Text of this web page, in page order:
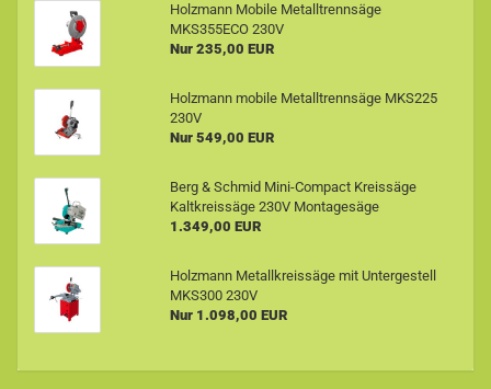
Holzmann Mobile Metalltrennsäge
MKS355ECO 230V
Nur 235,00 EUR
Holzmann mobile Metalltrennsäge MKS225
230V
Nur 549,00 EUR
Berg & Schmid Mini-Compact Kreissäge
Kaltkreissäge 230V Montagesäge
1.349,00 EUR
Holzmann Metallkreissäge mit Untergestell
MKS300 230V
Nur 1.098,00 EUR